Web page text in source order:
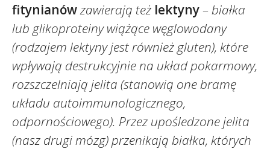
fitynianówzawierają też lektyny– białka
lub glikoproteiny wiążące węglowodany
(rodzajem lektyny jest również gluten), które
wpływają destrukcyjnie na układ pokarmowy,
rozszczelniają jelita (stanowią one bramę
układu autoimmunologicznego,
odpornościowego). Przez upośledzone jelita
(nasz drugi mózg) przenikają białka, których